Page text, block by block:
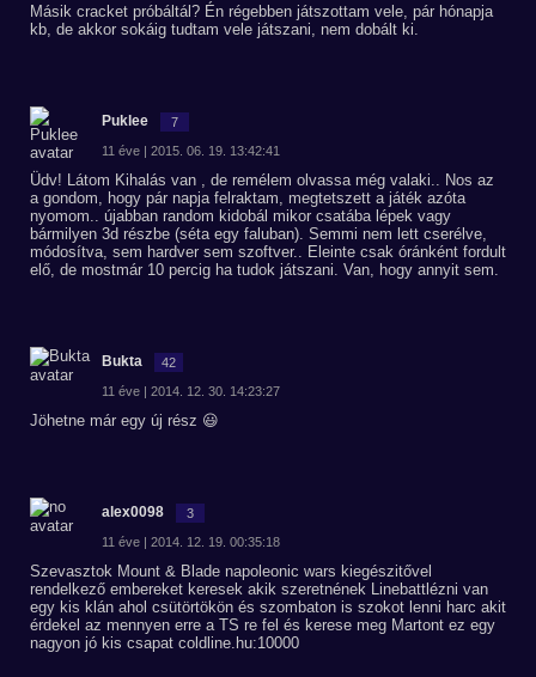
Másik cracket próbáltál? Én régebben játszottam vele, pár hónapja
kb, de akkor sokáig tudtam vele játszani, nem dobált ki.
Puklee 7
11 éve | 2015. 06. 19. 13:42:41
Üdv! Látom Kihalás van , de remélem olvassa még valaki.. Nos az
a gondom, hogy pár napja felraktam, megtetszett a játék azóta
nyomom.. újabban random kidobál mikor csatába lépek vagy
bármilyen 3d részbe (séta egy faluban). Semmi nem lett cserélve,
módosítva, sem hardver sem szoftver.. Eleinte csak óránként fordult
elő, de mostmár 10 percig ha tudok játszani. Van, hogy annyit sem.
Bukta 42
11 éve | 2014. 12. 30. 14:23:27
Jöhetne már egy új rész 😃
alex0098 3
11 éve | 2014. 12. 19. 00:35:18
Szevasztok Mount & Blade napoleonic wars kiegészitővel
rendelkező embereket keresek akik szeretnének Linebattlézni van
egy kis klán ahol csütörtökön és szombaton is szokot lenni harc akit
érdekel az mennyen erre a TS re fel és kerese meg Martont ez egy
nagyon jó kis csapat coldline.hu:10000